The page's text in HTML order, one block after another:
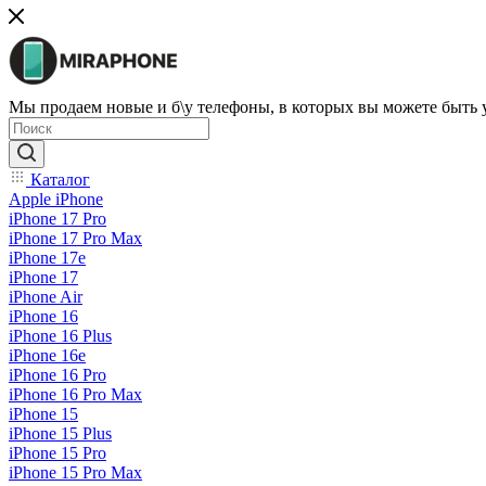
Мы продаем новые и б\у телефоны, в которых вы можете быть
Каталог
Apple iPhone
iPhone 17 Pro
iPhone 17 Pro Max
iPhone 17e
iPhone 17
iPhone Air
iPhone 16
iPhone 16 Plus
iPhone 16e
iPhone 16 Pro
iPhone 16 Pro Max
iPhone 15
iPhone 15 Plus
iPhone 15 Pro
iPhone 15 Pro Max